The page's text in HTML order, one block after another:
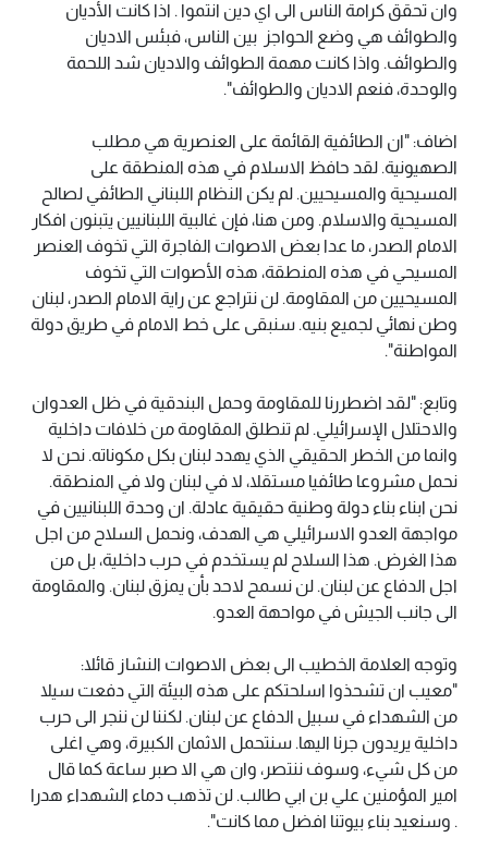
وان تحقق كرامة الناس الى اي دين انتموا . اذا كانت الأديان
والطوائف هي وضع الحواجز بين الناس، فبئس الاديان
والطوائف. واذا كانت مهمة الطوائف والاديان شد اللحمة
والوحدة، فنعم الاديان والطوائف".
اضاف: "ان الطائفية القائمة على العنصرية هي مطلب
الصهيونية. لقد حافظ الاسلام في هذه المنطقة على
المسيحية والمسيحيين. لم يكن النظام اللبناني الطائفي لصالح
المسيحية والاسلام. ومن هنا، فإن غالبية اللبنانيين يتبنون افكار
الامام الصدر، ما عدا بعض الاصوات الفاجرة التي تخوف العنصر
المسيحي في هذه المنطقة، هذه الأصوات التي تخوف
المسيحيين من المقاومة. لن نتراجع عن راية الامام الصدر، لبنان
وطن نهائي لجميع بنيه. سنبقى على خط الامام في طريق دولة
المواطنة".
وتابع: "لقد اضطررنا للمقاومة وحمل البندقية في ظل العدوان
والاحتلال الإسرائيلي. لم تنطلق المقاومة من خلافات داخلية
وانما من الخطر الحقيقي الذي يهدد لبنان بكل مكوناته. نحن لا
نحمل مشروعا طائفيا مستقلا، لا في لبنان ولا في المنطقة.
نحن ابناء بناء دولة وطنية حقيقية عادلة. ان وحدة اللبنانيين في
مواجهة العدو الاسرائيلي هي الهدف، ونحمل السلاح من اجل
هذا الغرض. هذا السلاح لم يستخدم في حرب داخلية، بل من
اجل الدفاع عن لبنان. لن نسمح لاحد بأن يمزق لبنان. والمقاومة
الى جانب الجيش في مواحهة العدو.
وتوجه العلامة الخطيب الى بعض الاصوات النشاز قائلا:
"معيب ان تشحذوا اسلحتكم على هذه البيئة التي دفعت سيلا
من الشهداء في سبيل الدفاع عن لبنان. لكننا لن ننجر الى حرب
داخلية يريدون جرنا اليها. سنتحمل الاثمان الكبيرة، وهي اغلى
من كل شيء، وسوف ننتصر، وان هي الا صبر ساعة كما قال
امير المؤمنين علي بن ابي طالب. لن تذهب دماء الشهداء هدرا
. وسنعيد بناء بيوتنا افضل مما كانت".